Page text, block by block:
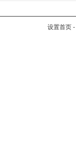
设置首页 -